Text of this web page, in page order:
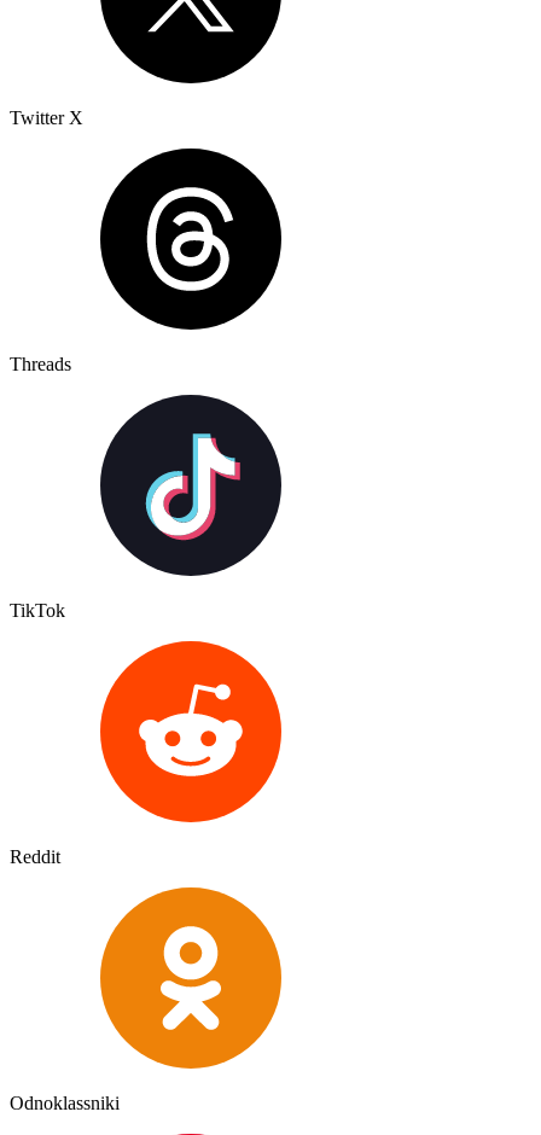
Twitter X
Threads
TikTok
Reddit
Odnoklassniki